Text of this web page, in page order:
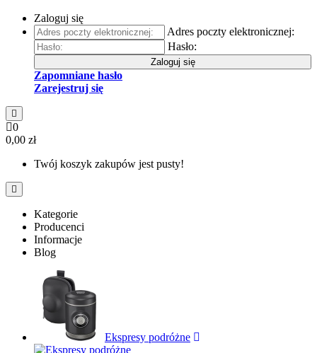
Zaloguj się
Adres poczty elektronicznej:
Hasło:
Zaloguj się
Zapomniane hasło
Zarejestruj się
0
0,00 zł
Twój koszyk zakupów jest pusty!
Kategorie
Producenci
Informacje
Blog
Ekspresy podróżne